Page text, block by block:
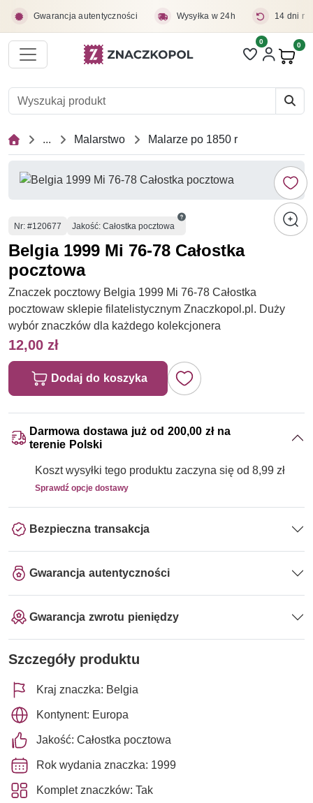
Gwarancja autentyczności Wysyłka w 24h 14 dni
Liczba pozycji
0 0
... Malarstwo Malarze po 1850 r
Numer
Nr: #120677 Jakość: Całostka pocztowa
Belgia 1999 Mi 76-78 Całostka
pocztowa
Znaczek pocztowy Belgia 1999 Mi 76-78 Całostka
pocztowaw sklepie filatelistycznym Znaczkopol.pl. Duży
wybór znaczków dla każdego kolekcjonera
12,00 zł
Dodaj do koszyka
Darmowa dostawa już od 200,00 zł na
terenie Polski
Koszt wysyłki tego produktu zaczyna się od 8,99 zł
Sprawdź opcje dostawy
Bezpieczna transakcja
Gwarancja autentyczności
Gwarancja zwrotu pieniędzy
Szczegóły produktu
Kraj znaczka: Belgia
Kontynent: Europa
Jakość: Całostka pocztowa
Rok wydania znaczka: 1999
Komplet znaczków: Tak